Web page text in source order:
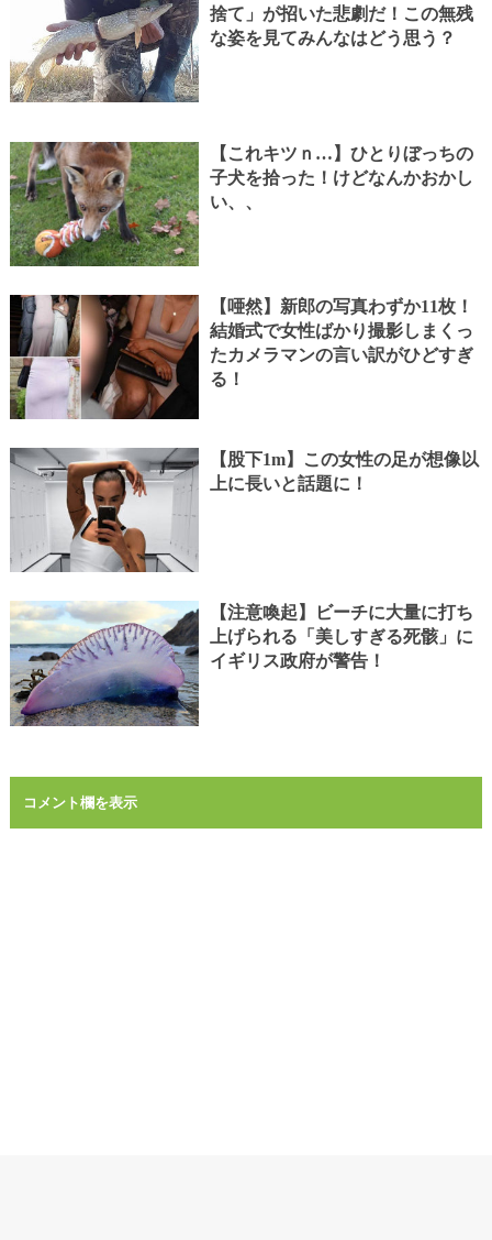
捨て」が招いた悲劇だ！この無残
な姿を見てみんなはどう思う？
【これキツｎ…】ひとりぼっちの
子犬を拾った！けどなんかおかし
い、、
【唖然】新郎の写真わずか11枚！
結婚式で女性ばかり撮影しまくっ
たカメラマンの言い訳がひどすぎ
る！
【股下1m】この女性の足が想像以
上に長いと話題に！
【注意喚起】ビーチに大量に打ち
上げられる「美しすぎる死骸」に
イギリス政府が警告！
コメント欄を表示